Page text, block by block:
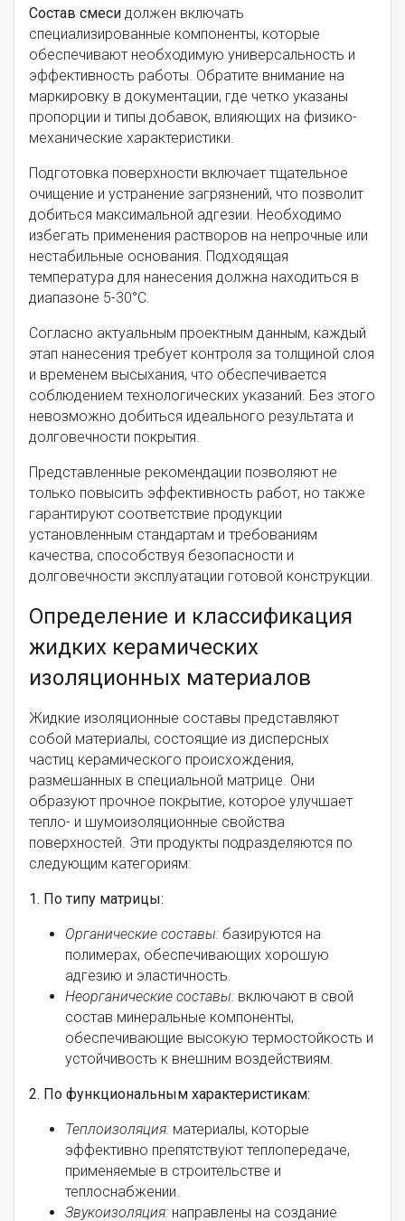
Состав смеси должен включать
специализированные компоненты, которые
обеспечивают необходимую универсальность и
эффективность работы. Обратите внимание на
маркировку в документации, где четко указаны
пропорции и типы добавок, влияющих на физико-
механические характеристики.
Подготовка поверхности включает тщательное
очищение и устранение загрязнений, что позволит
добиться максимальной адгезии. Необходимо
избегать применения растворов на непрочные или
нестабильные основания. Подходящая
температура для нанесения должна находиться в
диапазоне 5-30°C.
Согласно актуальным проектным данным, каждый
этап нанесения требует контроля за толщиной слоя
и временем высыхания, что обеспечивается
соблюдением технологических указаний. Без этого
невозможно добиться идеального результата и
долговечности покрытия.
Представленные рекомендации позволяют не
только повысить эффективность работ, но также
гарантируют соответствие продукции
установленным стандартам и требованиям
качества, способствуя безопасности и
долговечности эксплуатации готовой конструкции.
Определение и классификация
жидких керамических
изоляционных материалов
Жидкие изоляционные составы представляют
собой материалы, состоящие из дисперсных
частиц керамического происхождения,
размешанных в специальной матрице. Они
образуют прочное покрытие, которое улучшает
тепло- и шумоизоляционные свойства
поверхностей. Эти продукты подразделяются по
следующим категориям:
1. По типу матрицы:
Органические составы: базируются на
полимерах, обеспечивающих хорошую
адгезию и эластичность.
Неорганические составы: включают в свой
состав минеральные компоненты,
обеспечивающие высокую термостойкость и
устойчивость к внешним воздействиям.
2. По функциональным характеристикам:
Теплоизоляция: материалы, которые
эффективно препятствуют теплопередаче,
применяемые в строительстве и
теплоснабжении.
Звукоизоляция: направлены на создание